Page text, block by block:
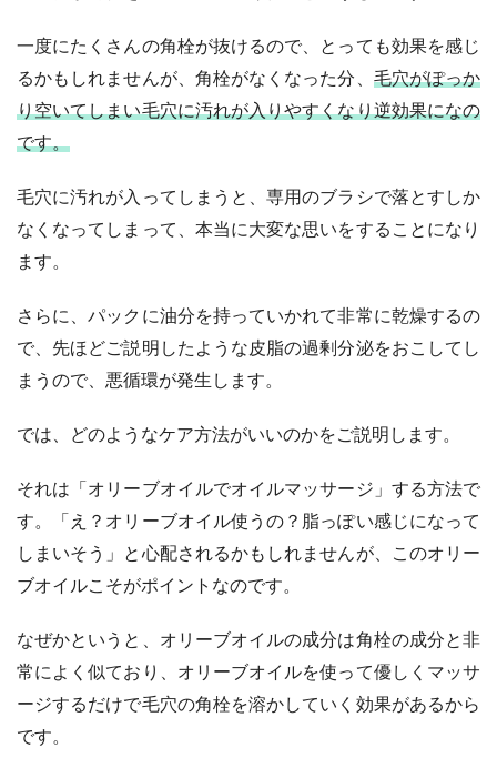
一度にたくさんの角栓が抜けるので、とっても効果を感じ
るかもしれませんが、角栓がなくなった分、 毛穴がぽっか
り空いてしまい毛穴に汚れが入りやすくなり逆効果になの
です。
毛穴に汚れが入ってしまうと、専用のブラシで落とすしか
なくなってしまって、本当に大変な思いをすることになり
ます。
さらに、パックに油分を持っていかれて非常に乾燥するの
で、先ほどご説明したような皮脂の過剰分泌をおこしてし
まうので、悪循環が発生します。
では、どのようなケア方法がいいのかをご説明します。
それは「オリーブオイルでオイルマッサージ」する方法で
す。「え？オリーブオイル使うの？脂っぽい感じになって
しまいそう」と心配されるかもしれませんが、このオリー
ブオイルこそがポイントなのです。
なぜかというと、オリーブオイルの成分は角栓の成分と非
常によく似ており、オリーブオイルを使って優しくマッサ
ージするだけで毛穴の角栓を溶かしていく効果があるから
です。